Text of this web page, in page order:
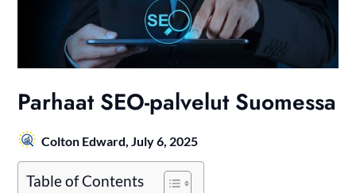
Parhaat SEO-palvelut Suomessa
Colton Edward, July 6, 2025
Table of Contents